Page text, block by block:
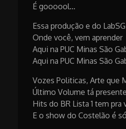
É goooool…
Essa produção e do LabSG
Onde você, vem aprender
Aqui na PUC Minas São
Aqui na PUC Minas São
Vozes Politicas, Arte que
Último Volume tá
Hits do BR Lista 1 tem pra
E o show do Costelão é